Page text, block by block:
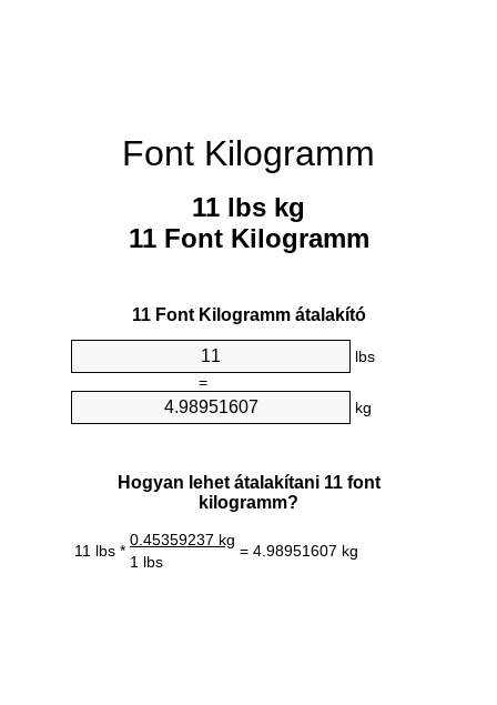
Font Kilogramm
11 lbs kg
11 Font Kilogramm
11 Font Kilogramm átalakító
lbs
=
kg
Hogyan lehet átalakítani 11 font
kilogramm?
11 lbs *
0.45359237 kg
= 4.98951607 kg
1 lbs